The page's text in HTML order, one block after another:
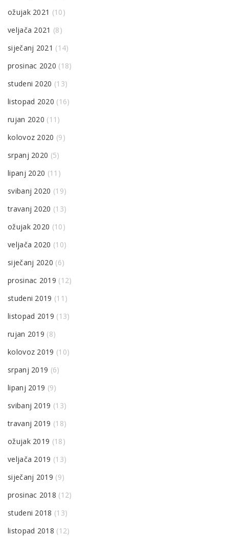
ožujak 2021 (10)
veljača 2021 (8)
siječanj 2021 (14)
prosinac 2020 (18)
studeni 2020 (13)
listopad 2020 (16)
rujan 2020 (11)
kolovoz 2020 (9)
srpanj 2020 (5)
lipanj 2020 (11)
svibanj 2020 (19)
travanj 2020 (13)
ožujak 2020 (10)
veljača 2020 (10)
siječanj 2020 (6)
prosinac 2019 (12)
studeni 2019 (11)
listopad 2019 (13)
rujan 2019 (8)
kolovoz 2019 (10)
srpanj 2019 (6)
lipanj 2019 (9)
svibanj 2019 (13)
travanj 2019 (18)
ožujak 2019 (18)
veljača 2019 (13)
siječanj 2019 (9)
prosinac 2018 (12)
studeni 2018 (13)
listopad 2018 (12)